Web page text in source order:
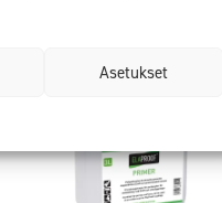
Asetukset